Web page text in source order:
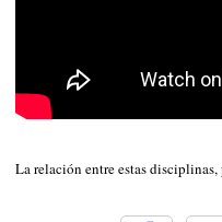
La relación entre estas